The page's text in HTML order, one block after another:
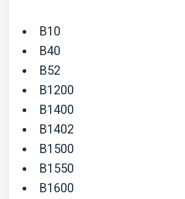
B10
B40
B52
B1200
B1400
B1402
B1500
B1550
B1600